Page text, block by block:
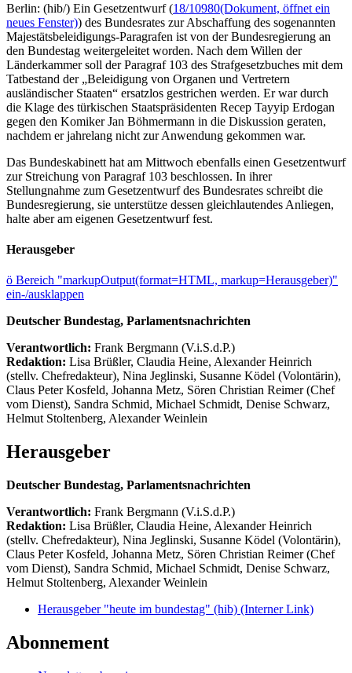
Berlin: (hib/) Ein Gesetzentwurf (18/10980(Dokument, öffnet ein
neues Fenster)) des Bundesrates zur Abschaffung des sogenannten
Majestätsbeleidigungs-Paragrafen ist von der Bundesregierung an
den Bundestag weitergeleitet worden. Nach dem Willen der
Länderkammer soll der Paragraf 103 des Strafgesetzbuches mit dem
Tatbestand der „Beleidigung von Organen und Vertretern
ausländischer Staaten“ ersatzlos gestrichen werden. Er war durch
die Klage des türkischen Staatspräsidenten Recep Tayyip Erdogan
gegen den Komiker Jan Böhmermann in die Diskussion geraten,
nachdem er jahrelang nicht zur Anwendung gekommen war.
Das Bundeskabinett hat am Mittwoch ebenfalls einen Gesetzentwurf
zur Streichung von Paragraf 103 beschlossen. In ihrer
Stellungnahme zum Gesetzentwurf des Bundesrates schreibt die
Bundesregierung, sie unterstütze dessen gleichlautendes Anliegen,
halte aber am eigenen Gesetzentwurf fest.
Herausgeber
ö Bereich "markupOutput(format=HTML, markup=Herausgeber)"
ein-/ausklappen
Deutscher Bundestag, Parlamentsnachrichten
Verantwortlich: Frank Bergmann (V.i.S.d.P.)
Redaktion: Lisa Brüßler, Claudia Heine, Alexander Heinrich
(stellv. Chefredakteur), Nina Jeglinski, Susanne Ködel (Volontärin),
Claus Peter Kosfeld, Johanna Metz, Sören Christian Reimer (Chef
vom Dienst), Sandra Schmid, Michael Schmidt, Denise Schwarz,
Helmut Stoltenberg, Alexander Weinlein
Herausgeber
Deutscher Bundestag, Parlamentsnachrichten
Verantwortlich: Frank Bergmann (V.i.S.d.P.)
Redaktion: Lisa Brüßler, Claudia Heine, Alexander Heinrich
(stellv. Chefredakteur), Nina Jeglinski, Susanne Ködel (Volontärin),
Claus Peter Kosfeld, Johanna Metz, Sören Christian Reimer (Chef
vom Dienst), Sandra Schmid, Michael Schmidt, Denise Schwarz,
Helmut Stoltenberg, Alexander Weinlein
Herausgeber "heute im bundestag" (hib) (Interner Link)
Abonnement